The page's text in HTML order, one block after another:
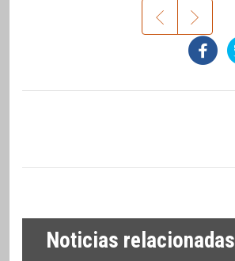
Noticias relacionadas